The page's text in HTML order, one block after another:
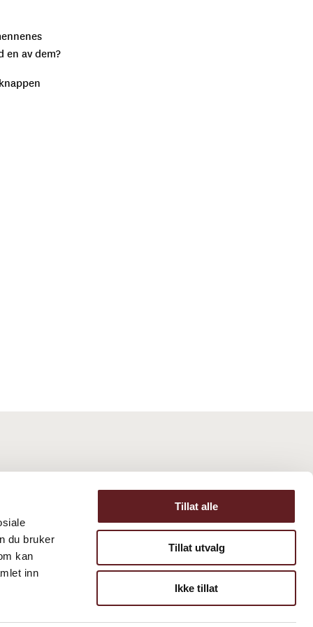
du bruker
kan
inn
Tillat alle
Tillat utvalg
Ikke tillat
en av dem?